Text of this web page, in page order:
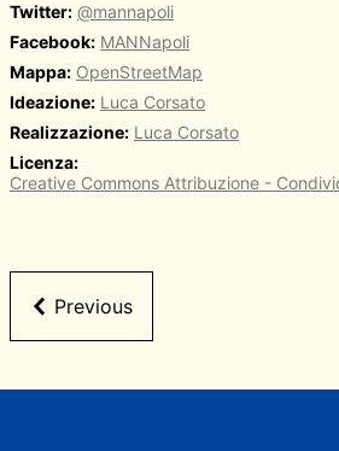
Twitter: @mannapoli
Facebook: MANNapoli
Mappa: OpenStreetMap
Ideazione: Luca Corsato
Realizzazione: Luca Corsato
Licenza:
Creative Commons Attribuzione -
Previous